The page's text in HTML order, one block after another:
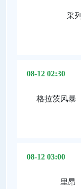
采列
08-12 02:30
格拉茨风暴
08-12 03:00
里昂